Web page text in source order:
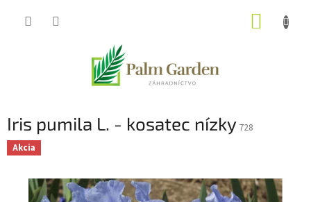
Iris pumila L. - kosatec nízky 728
Akcia